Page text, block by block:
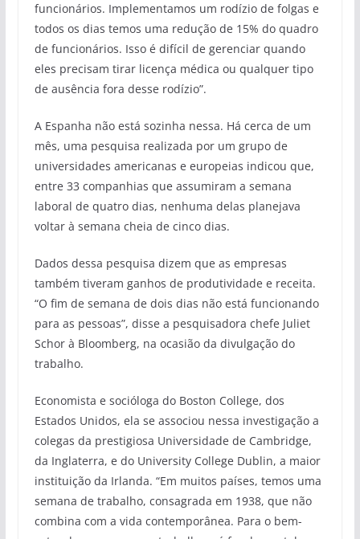
funcionários. Implementamos um rodízio de folgas e
todos os dias temos uma redução de 15% do quadro
de funcionários. Isso é difícil de gerenciar quando
eles precisam tirar licença médica ou qualquer tipo
de ausência fora desse rodízio”.
A Espanha não está sozinha nessa. Há cerca de um
mês, uma pesquisa realizada por um grupo de
universidades americanas e europeias indicou que,
entre 33 companhias que assumiram a semana
laboral de quatro dias, nenhuma delas planejava
voltar à semana cheia de cinco dias.
Dados dessa pesquisa dizem que as empresas
também tiveram ganhos de produtividade e receita.
“O fim de semana de dois dias não está funcionando
para as pessoas”, disse a pesquisadora chefe Juliet
Schor à Bloomberg, na ocasião da divulgação do
trabalho.
Economista e socióloga do Boston College, dos
Estados Unidos, ela se associou nessa investigação a
colegas da prestigiosa Universidade de Cambridge,
da Inglaterra, e do University College Dublin, a maior
instituição da Irlanda. “Em muitos países, temos uma
semana de trabalho, consagrada em 1938, que não
combina com a vida contemporânea. Para o bem-